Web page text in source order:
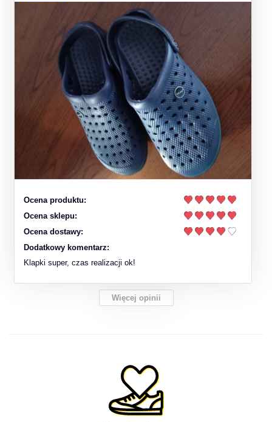
Ocena produktu:
Ocena sklepu:
Ocena dostawy:
Dodatkowy komentarz:
Klapki super, czas realizacji ok!
Więcej opinii